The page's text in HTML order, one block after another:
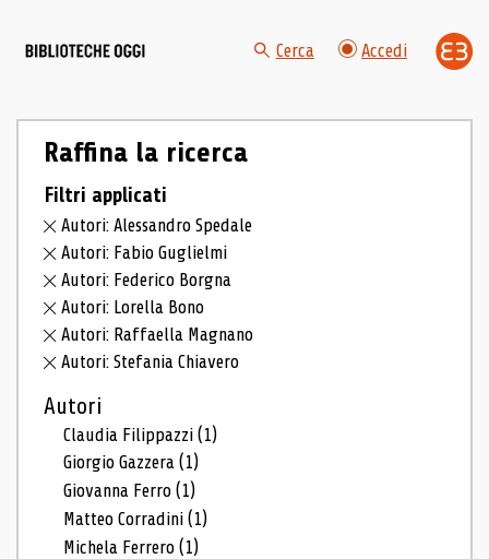
Cerca Accedi
Raffina la ricerca
Filtri applicati
Autori: Alessandro Spedale
Autori: Fabio Guglielmi
Autori: Federico Borgna
Autori: Lorella Bono
Autori: Raffaella Magnano
Autori: Stefania Chiavero
Autori
Claudia Filippazzi(1)
Giorgio Gazzera(1)
Giovanna Ferro(1)
Matteo Corradini(1)
Michela Ferrero(1)